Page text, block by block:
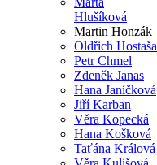
Hlušíková
Martin Honzák
Oldřich Hostaša
Petr Chmel
Zdeněk Janas
Hana Janíčková
Jiří Karban
Věra Kopecká
Hana Košková
Taťána Králová